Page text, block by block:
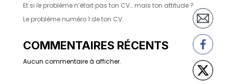
Et si le problème n’était pas ton CV… mais ton attitude ?
Le problème numéro 1 de ton CV
COMMENTAIRES RÉCENTS
Aucun commentaire à afficher.